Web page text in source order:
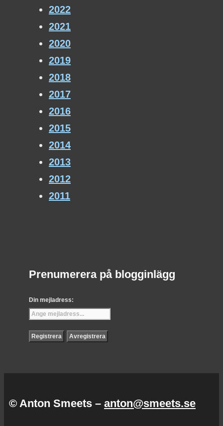
2022
2021
2020
2019
2018
2017
2016
2015
2014
2013
2012
2011
Prenumerera på blogginlägg
Din mejladress:
© Anton Smeets – anton@smeets.se